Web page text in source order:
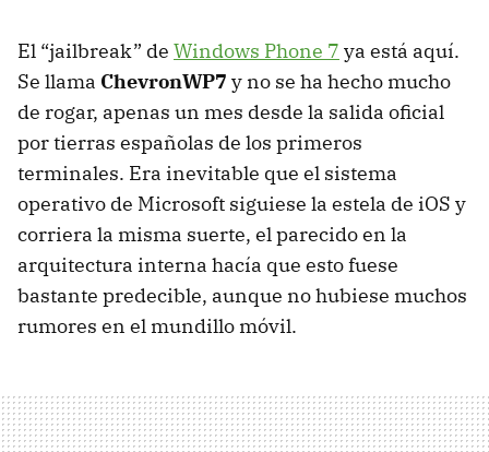
El “jailbreak” de Windows Phone 7 ya está aquí.
Se llama ChevronWP7 y no se ha hecho mucho
de rogar, apenas un mes desde la salida oficial
por tierras españolas de los primeros
terminales. Era inevitable que el sistema
operativo de Microsoft siguiese la estela de iOS y
corriera la misma suerte, el parecido en la
arquitectura interna hacía que esto fuese
bastante predecible, aunque no hubiese muchos
rumores en el mundillo móvil.